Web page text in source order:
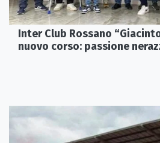
Inter Club Rossano
nuovo corso: passione